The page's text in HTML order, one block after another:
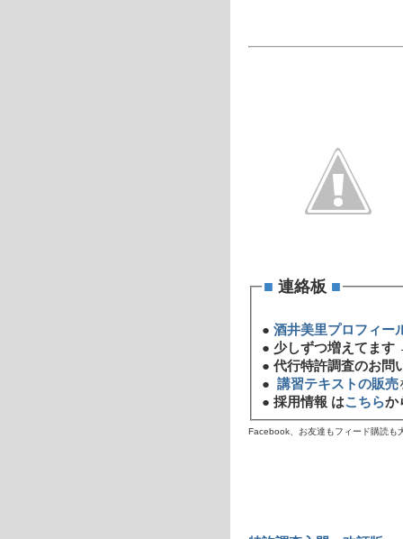
■連絡板 ■
●酒井美里プロフィー
● 少しずつ増えてま
●代行特許調査のお問
●講習テキストの販売
●採用情報 はこちらか
Facebook、お友達もフィード購読も